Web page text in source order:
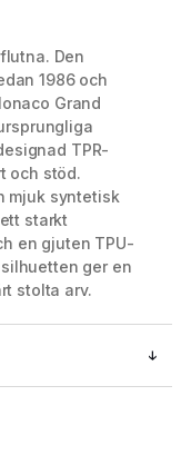
Den
1986 och
Grand
TPR-
och stöd.
mjuk syntetisk
starkt
en gjuten TPU-
ger en
stolta arv.